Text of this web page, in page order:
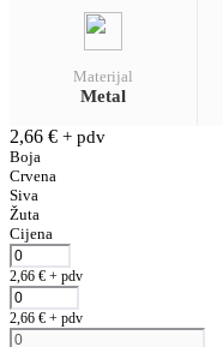
Materijal
Metal
2,66 € + pdv
Boja
Crvena
Siva
Žuta
Cijena
2,66 € + pdv
2,66 € + pdv